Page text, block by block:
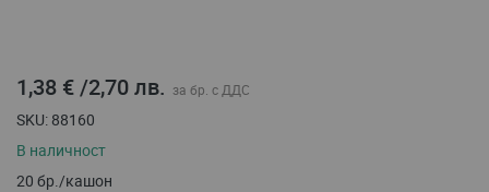
към
началото
на
галерия
със
1,38 €/2,70 лв.
SKU 88160
В наличност
20 бр./кашон